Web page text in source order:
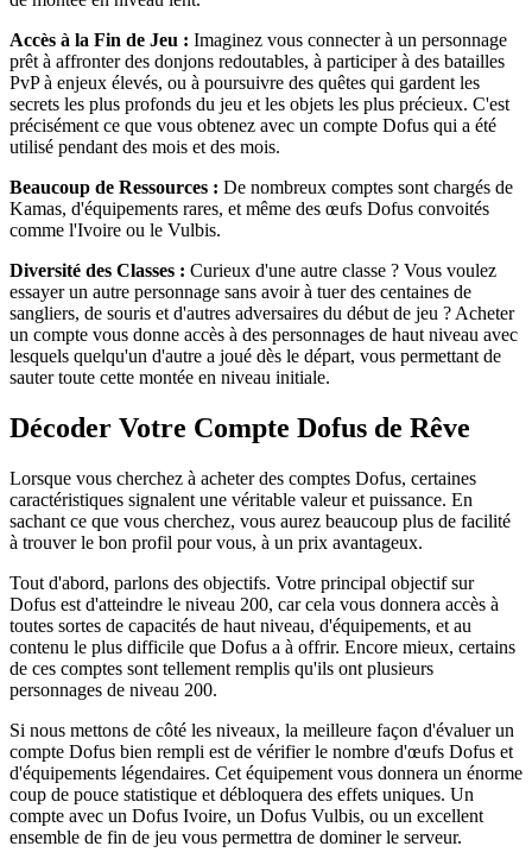
Accès à la Fin de Jeu : Imaginez vous connecter à un personnage
prêt à affronter des donjons redoutables, à participer à des batailles
PvP à enjeux élevés, ou à poursuivre des quêtes qui gardent les
secrets les plus profonds du jeu et les objets les plus précieux. C'est
précisément ce que vous obtenez avec un compte Dofus qui a été
utilisé pendant des mois et des mois.
Beaucoup de Ressources : De nombreux comptes sont chargés de
Kamas, d'équipements rares, et même des œufs Dofus convoités
comme l'Ivoire ou le Vulbis.
Diversité des Classes : Curieux d'une autre classe ? Vous voulez
essayer un autre personnage sans avoir à tuer des centaines de
sangliers, de souris et d'autres adversaires du début de jeu ? Acheter
un compte vous donne accès à des personnages de haut niveau avec
lesquels quelqu'un d'autre a joué dès le départ, vous permettant de
sauter toute cette montée en niveau initiale.
Décoder Votre Compte Dofus de Rêve
Lorsque vous cherchez à acheter des comptes Dofus, certaines
caractéristiques signalent une véritable valeur et puissance. En
sachant ce que vous cherchez, vous aurez beaucoup plus de facilité
à trouver le bon profil pour vous, à un prix avantageux.
Tout d'abord, parlons des objectifs. Votre principal objectif sur
Dofus est d'atteindre le niveau 200, car cela vous donnera accès à
toutes sortes de capacités de haut niveau, d'équipements, et au
contenu le plus difficile que Dofus a à offrir. Encore mieux, certains
de ces comptes sont tellement remplis qu'ils ont plusieurs
personnages de niveau 200.
Si nous mettons de côté les niveaux, la meilleure façon d'évaluer un
compte Dofus bien rempli est de vérifier le nombre d'œufs Dofus et
d'équipements légendaires. Cet équipement vous donnera un énorme
coup de pouce statistique et débloquera des effets uniques. Un
compte avec un Dofus Ivoire, un Dofus Vulbis, ou un excellent
ensemble de fin de jeu vous permettra de dominer le serveur.